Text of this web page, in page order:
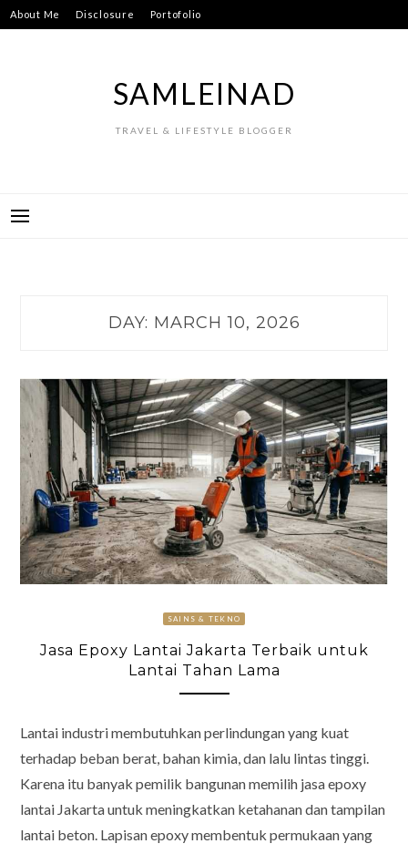
Skip
to
About Me Disclosure Portofolio
SAMLEINAD
TRAVEL & LIFESTYLE BLOGGER
DAY: MARCH 10, 2026
SAINS & TEKNO
Jasa Epoxy Lantai Jakarta Terbaik untuk
Lantai Tahan Lama
Lantai industri membutuhkan perlindungan yang kuat
terhadap beban berat, bahan kimia, dan lalu lintas tinggi.
Karena itu banyak pemilik bangunan memilih jasa epoxy
lantai Jakarta untuk meningkatkan ketahanan dan tampilan
lantai beton. Lapisan epoxy membentuk permukaan yang